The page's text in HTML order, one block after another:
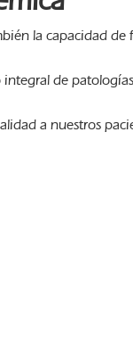
la capacidad de
de
a nuestros